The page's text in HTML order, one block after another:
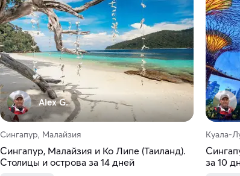
Alex G.
Сингапур, Малайзия
Сингапур, Малайзия и Ко Липе (Таиланд).
Столицы и острова за 14 дней
Куала-
за 10